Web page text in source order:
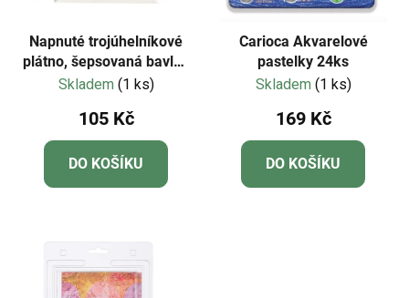
Napnuté trojúhelníkové
plátno, šepsovaná bavlna
30cm
Skladem (1 ks)
105 Kč
DO KOŠÍKU
Carioca Akvarelové
pastelky 24ks
Skladem (1 ks)
169 Kč
DO KOŠÍKU